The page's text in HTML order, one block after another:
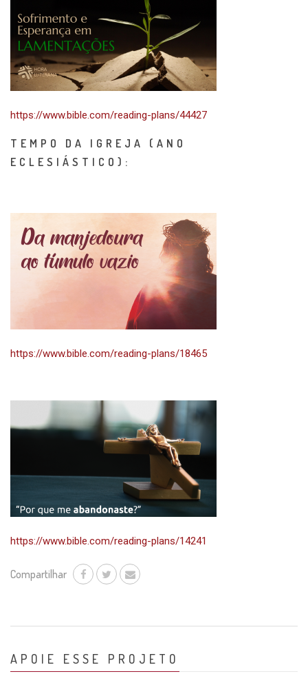
https://www.bible.com/reading-plans/44427
TEMPO DA IGREJA (ANO
ECLESIÁSTICO):
https://www.bible.com/reading-plans/18465
https://www.bible.com/reading-plans/14241
Compartilhar
APOIE ESSE PROJETO